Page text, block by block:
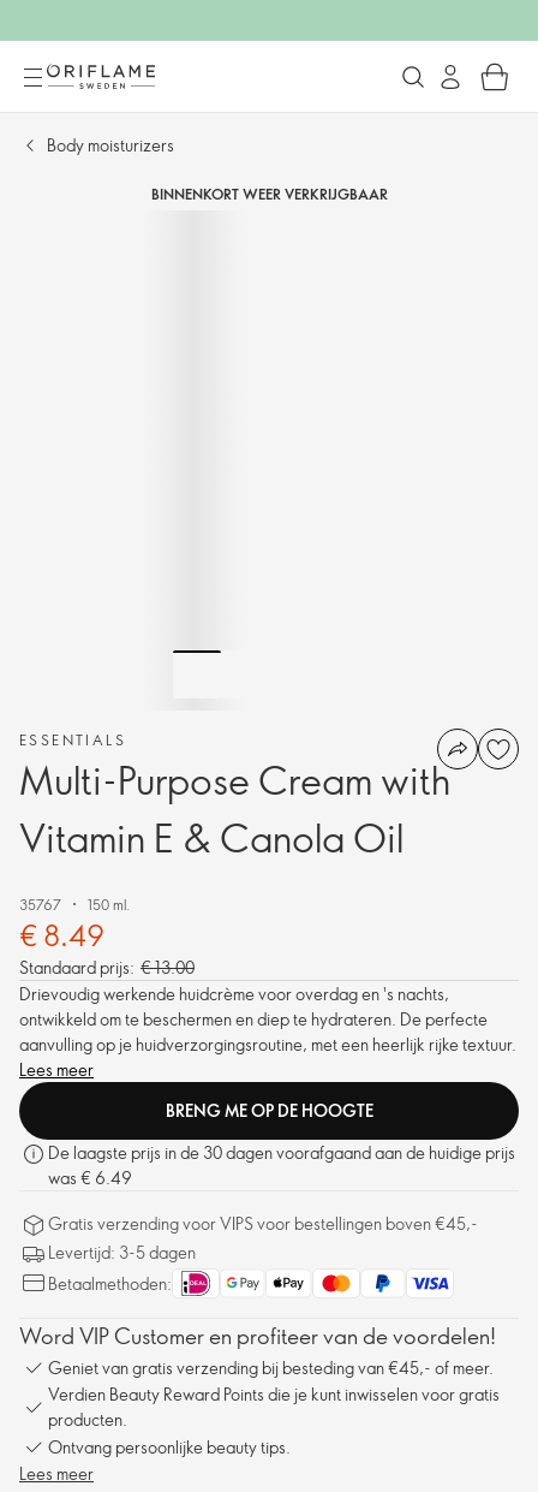
Body moisturizers
BINNENKORT WEER VERKRIJGBAAR
ESSENTIALS
Multi-Purpose Cream with
Vitamin E & Canola Oil
35767 150 ml.
€ 8.49
Standaard prijs: € 13.00
Drievoudig werkende huidcrème voor overdag en 's nachts,
ontwikkeld om te beschermen en diep te hydrateren. De perfecte
aanvulling op je huidverzorgingsroutine, met een heerlijk rijke textuur.
Lees meer
BRENG ME OP DE HOOGTE
De laagste prijs in de 30 dagen voorafgaand aan de huidige prijs
was € 6.49
Gratis verzending voor VIPS voor bestellingen boven €45,-
Levertijd: 3-5 dagen
Betaalmethoden:
Word VIP Customer en profiteer van de voordelen!
Geniet van gratis verzending bij besteding van €45,- of meer.
Verdien Beauty Reward Points die je kunt inwisselen voor gratis
producten.
Ontvang persoonlijke beauty tips.
Lees meer